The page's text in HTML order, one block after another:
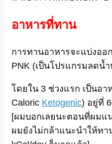
อาหารที่ทาน
การทานอาหารจะแบ่งออ
PNK (เป็นโปรแกรมลดน้
โดยใน 3 ช่วงแรก เป็นอา
Caloric Ketogenic) อยู่ที่
[ผมบอกเลยนะตอนที่ผมแ
ผมยังไม่กล้าแนะนำให้ท